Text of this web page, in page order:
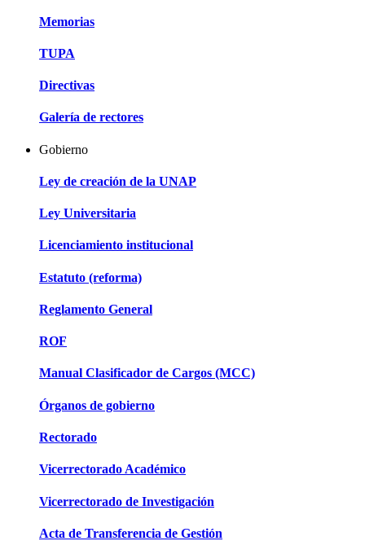
Memorias
TUPA
Directivas
Galería de rectores
Gobierno
Ley de creación de la UNAP
Ley Universitaria
Licenciamiento institucional
Estatuto (reforma)
Reglamento General
ROF
Manual Clasificador de Cargos (MCC)
Órganos de gobierno
Rectorado
Vicerrectorado Académico
Vicerrectorado de Investigación
Acta de Transferencia de Gestión